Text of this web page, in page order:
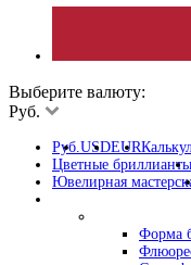
Выберите валюту:
Руб.
Руб.USDEUR
Цветные бриллианты
Ювелирная
Форма